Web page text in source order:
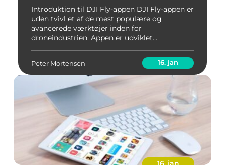
Introduktion til DJI Fly-appen DJI Fly-appen er
uden tvivl et af de mest populære og
avancerede værktøjer inden for
droneindustrien. Appen er udviklet...
Peter Mortensen 16. jan